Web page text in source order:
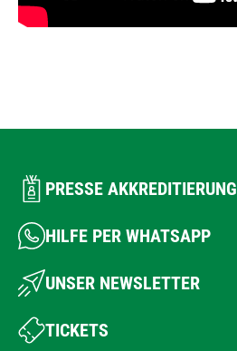
PRESSE AKKREDITIERUNG
HILFE PER WHATSAPP
UNSER NEWSLETTER
TICKETS